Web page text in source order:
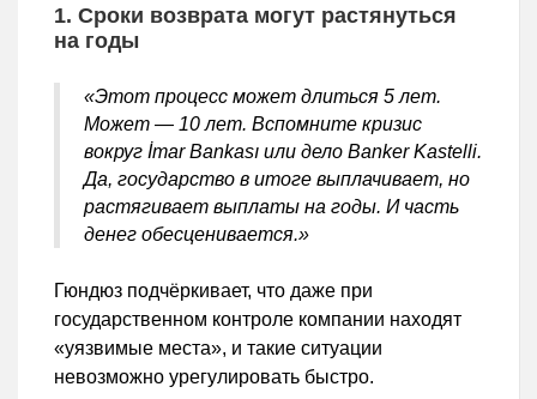
1. Сроки возврата могут растянуться
на годы
«Этот процесс может длиться 5 лет.
Может — 10 лет. Вспомните кризис
вокруг İmar Bankası или дело Banker Kastelli.
Да, государство в итоге выплачивает, но
растягивает выплаты на годы. И часть
денег обесценивается.»
Гюндюз подчёркивает, что даже при
государственном контроле компании находят
«уязвимые места», и такие ситуации
невозможно урегулировать быстро.